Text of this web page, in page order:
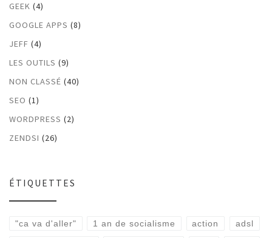
GEEK (4)
GOOGLE APPS (8)
JEFF (4)
LES OUTILS (9)
NON CLASSÉ (40)
SEO (1)
WORDPRESS (2)
ZENDSI (26)
ÉTIQUETTES
"ca va d'aller" 1 an de socialisme action adsl